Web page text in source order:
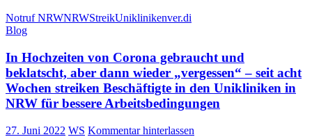
–
ein
Etappensieg
für
die
Notruf NRWNRWStreikUniklinikenver.di
Blog
In Hochzeiten von Corona gebraucht und
beklatscht, aber dann wieder „vergessen“ – seit acht
Wochen streiken Beschäftigte in den Unikliniken in
NRW für bessere Arbeitsbedingungen
27. Juni 2022 WS Kommentar hinterlassen